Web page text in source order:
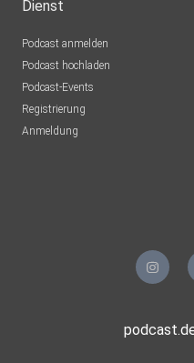
Ihre Ideen sprudeln nur so.
festgefahrene Situationen
Bewegung zu
https://art19.com/privacy.
Kalifornien sind unter
Dienst
Podcast anmelden
Podcast hochladen
Podcast-Events
Registrierung
Anmeldung